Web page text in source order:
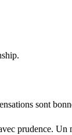
sont
prudence.